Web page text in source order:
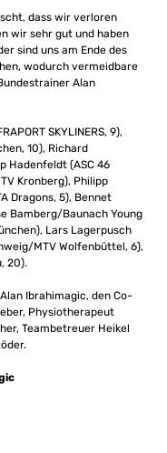
dass wir verloren
wir sehr gut und haben
sind uns am Ende des
wodurch vermeidbare
Alan
SKYLINERS, 9),
10), Richard
Hadenfeldt (ASC 46
Kronberg), Philipp
Dragons, 5), Bennet
Bamberg/Baunach Young
Lars Lagerpusch
MTV Wolfenbüttel, 6),
20).
Ibrahimagic, den Co-
Physiotherapeut
Teambetreuer Heikel